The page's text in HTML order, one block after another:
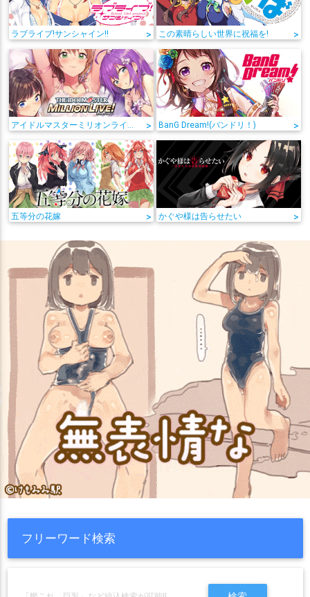
ラブライブ!サンシャイン!! > この素晴らしい世界に祝福を! >
アイドルマスターミリオンライブ! > BanG Dream!(バンドリ！) >
五等分の花嫁 > かぐや様は告らせたい >
フリーワード検索